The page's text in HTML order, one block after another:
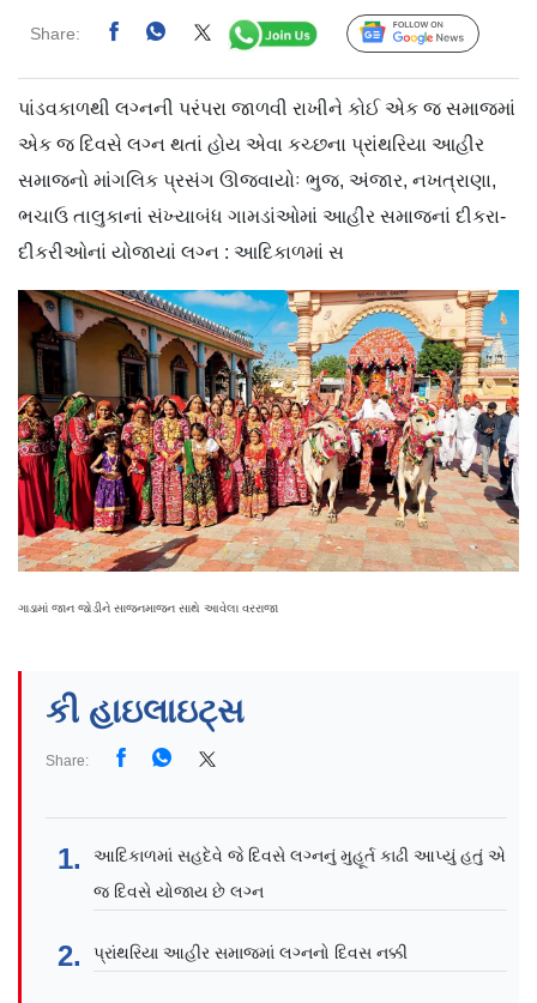
Share: Follow Us
પાંડવકાળથી લગ્નની પરંપરા જાળવી રાખીને કોઈ એક જ સમાજમાં
એક જ દિવસે લગ્ન થતાં હોય એવા કચ્છના પ્રાંથરિયા આહીર
સમાજનો માંગલિક પ્રસંગ ઊજવાયોઃ ભુજ, અંજાર, નખત્રાણા,
ભચાઉ તાલુકાનાં સંખ્યાબંધ ગામડાંઓમાં આહીર સમાજનાં દીકરા-
દીકરીઓનાં યોજાયાં લગ્ન : આદિકાળમાં સ
ગાડામાં જાન જોડીને સાજનમાજન સાથે આવેલા વરરાજા
કી હાઇલાઇટ્સ
Share:
આદિકાળમાં સહદેવે જે દિવસે લગ્નનું મુહૂર્ત કાઢી આપ્યું હતું એ
જ દિવસે યોજાય છે લગ્ન
પ્રાંથરિયા આહીર સમાજમાં લગ્નનો દિવસ નક્કી